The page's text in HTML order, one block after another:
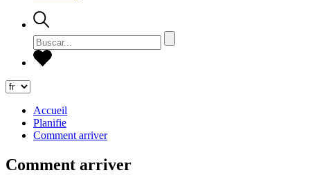
Accueil
Planifie
Comment arriver
Comment arriver